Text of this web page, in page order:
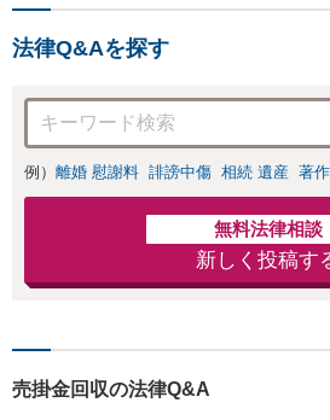
法律Q&Aを探す
例） 離婚 慰謝料 誹謗中傷 相続 遺産 著
無料法律相談
新しく投稿す
売掛金回収の法律Q&A